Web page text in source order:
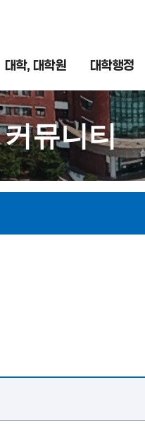
대학, 대학원 대학행정
커뮤니티